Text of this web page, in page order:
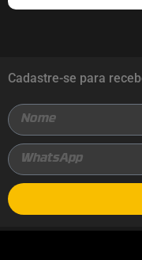
Cadastre-se para